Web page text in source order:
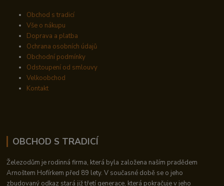
Obchod s tradicí
Vše o nákupu
Doprava a platba
Ochrana osobních údajů
Obchodní podmínky
Odstoupení od smlouvy
Velkoobchod
Kontakt
OBCHOD S TRADICÍ
Železodům je rodinná firma, která byla založena naším pradědem
Arnoštem Hofírkem před 89 lety. V současné době se o jeho
zbudovaný odkaz stará již třetí generace, která pokračuje v jeho